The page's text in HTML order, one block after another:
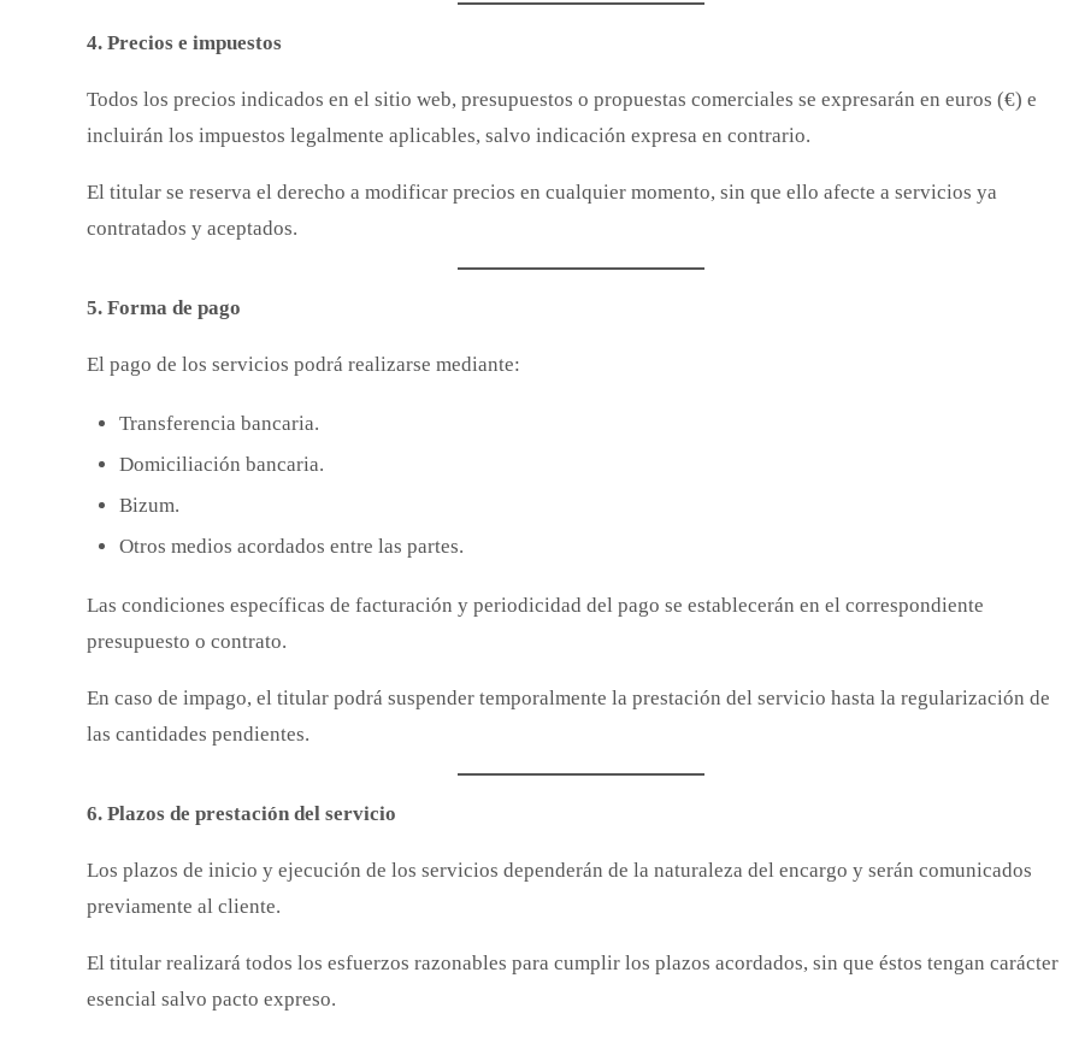
4. Precios e impuestos
Todos los precios indicados en el sitio web, presupuestos o propuestas comerciales se expresarán en euros (€) e
incluirán los impuestos legalmente aplicables, salvo indicación expresa en contrario.
El titular se reserva el derecho a modificar precios en cualquier momento, sin que ello afecte a servicios ya
contratados y aceptados.
5. Forma de pago
El pago de los servicios podrá realizarse mediante:
Transferencia bancaria.
Domiciliación bancaria.
Bizum.
Otros medios acordados entre las partes.
Las condiciones específicas de facturación y periodicidad del pago se establecerán en el correspondiente
presupuesto o contrato.
En caso de impago, el titular podrá suspender temporalmente la prestación del servicio hasta la regularización de
las cantidades pendientes.
6. Plazos de prestación del servicio
Los plazos de inicio y ejecución de los servicios dependerán de la naturaleza del encargo y serán comunicados
previamente al cliente.
El titular realizará todos los esfuerzos razonables para cumplir los plazos acordados, sin que éstos tengan carácter
esencial salvo pacto expreso.